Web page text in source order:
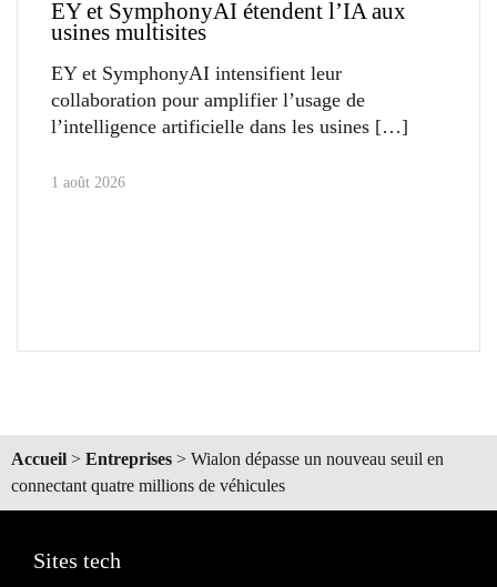
EY et SymphonyAI étendent l’IA aux
usines multisites
EY et SymphonyAI intensifient leur
collaboration pour amplifier l’usage de
l’intelligence artificielle dans les usines
1 août 2026
Accueil > Entreprises > Wialon dépasse un nouveau seuil en
connectant quatre millions de véhicules
Sites tech